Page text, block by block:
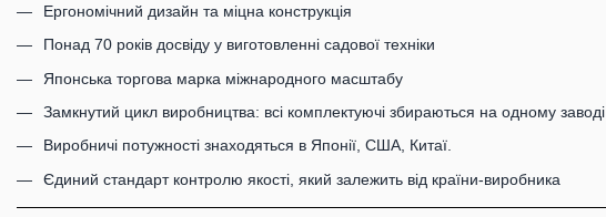
Ергономічний дизайн та міцна конструкція
Понад 70 років досвіду у виготовленні садової техніки
Японська торгова марка міжнародного масштабу
Замкнутий цикл виробництва: всі комплектуючі збираються на одному заводі
Виробничі потужності знаходяться в Японії, США, Китаї.
Єдиний стандарт контролю якості, який залежить від країни-виробника